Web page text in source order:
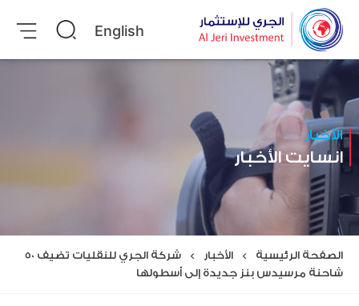
English
الأخبار
انسايت الأخبار
الصفحة الرئيسية > الأخبار >
شركة الجري للنقليات تضيف 50
شاحنة مرسيدس بنز جديدة إلى أسطولها